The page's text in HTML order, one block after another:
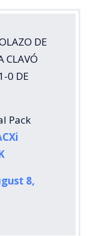
DE
CLAVÓ
0 DE
Pack
8,